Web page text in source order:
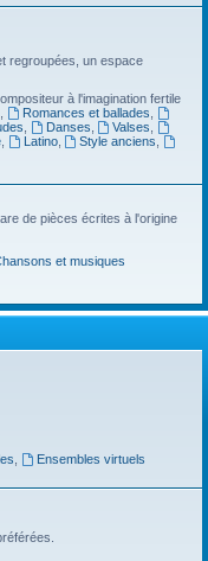
regroupées, un espace
à l'imagination fertile
Romances et ballades
Danses Valses
, Latino, Style anciens
de pièces écrites à l'origine
et musiques
Ensembles virtuels